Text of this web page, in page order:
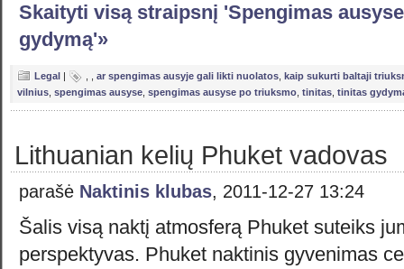
Skaityti visą straipsnį 'Spengimas
gydymą'»
Legal | ar spengimas ausyje gali likti nuolatos kaip sukurti baltaji
vilnius spengimas ausyse spengimas ausyse po triuksmo tinitas tinitas
Lithuanian kelių Phuket vadovas
parašė Naktinis klubas, 2011-12-27 13:24
Šalis visą naktį atmosferą Phuket suteiks
perspektyvas. Phuket naktinis gyvenimas